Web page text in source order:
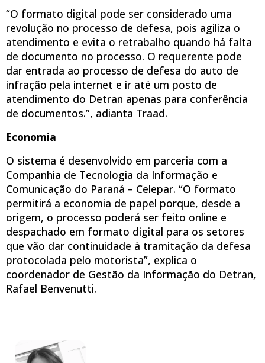
“O formato digital pode ser considerado uma
revolução no processo de defesa, pois agiliza o
atendimento e evita o retrabalho quando há falta
de documento no processo. O requerente pode
dar entrada ao processo de defesa do auto de
infração pela internet e ir até um posto de
atendimento do Detran apenas para conferência
de documentos.”, adianta Traad.
Economia
O sistema é desenvolvido em parceria com a
Companhia de Tecnologia da Informação e
Comunicação do Paraná – Celepar. “O formato
permitirá a economia de papel porque, desde a
origem, o processo poderá ser feito online e
despachado em formato digital para os setores
que vão dar continuidade à tramitação da defesa
protocolada pelo motorista”, explica o
coordenador de Gestão da Informação do Detran,
Rafael Benvenutti.